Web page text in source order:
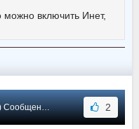
можно включить Инет,
#605 2